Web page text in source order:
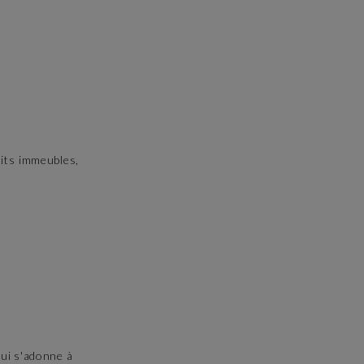
immeubles,
s'adonne à